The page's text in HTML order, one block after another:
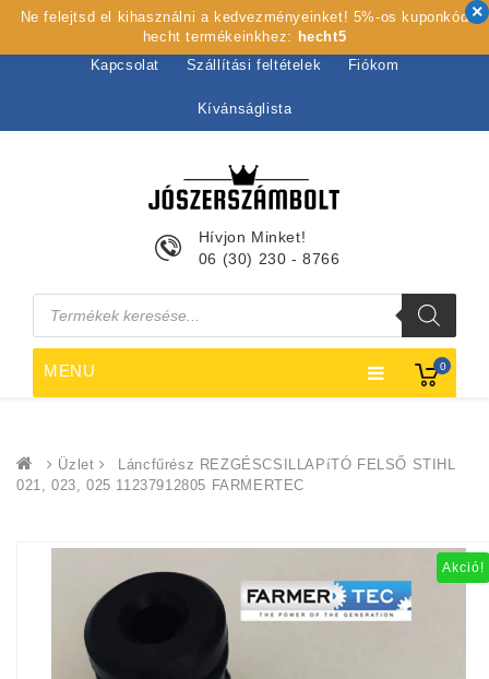
Kezdőlap Rólunk Webshop Szolgáltatások
Kapcsolat Szállítási feltételek Fiókom
Kívánságlista
0
Hívjon Minket!
06 (30) 230 - 8766
Products
search
MENU
Üzlet
Láncfűrész REZGÉSCSILLAPíTÓ FELSŐ STIHL
021, 023, 025 11237912805 FARMERTEC
Akció!
Ne felejtsd el kihasználni a kedvezményeinket! 5%-os kuponkód
hecht termékeinkhez: hecht5